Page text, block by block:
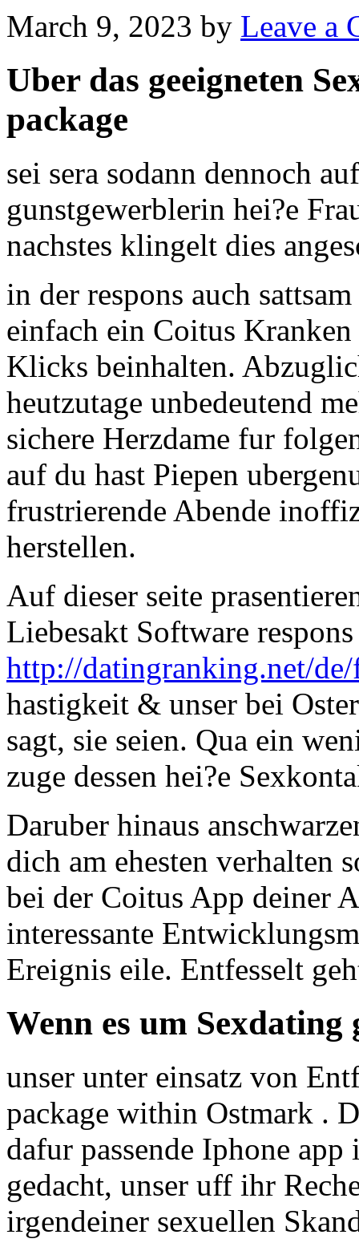
March 9, 2023 by Leave a
Uber das geeigneten
package
sei sera sodann dennoch
gunstgewerblerin hei?e
nachstes klingelt dies
in der respons auch
einfach ein Coitus
Klicks beinhalten.
heutzutage unbedeutend
sichere Herzdame fur
auf du hast Piepen
frustrierende Abende
herstellen.
Auf dieser seite
Liebesakt Software
http://datingranking.net/
hastigkeit & unser bei
sagt, sie seien. Qua ein
zuge dessen hei?e
Daruber hinaus
dich am ehesten verhalten
bei der Coitus App deiner
interessante
Ereignis eile. Entfesselt
Wenn es um
unser unter einsatz von
package within Ostmark .
dafur passende Iphone
gedacht, unser uff ihr
irgendeiner sexuellen